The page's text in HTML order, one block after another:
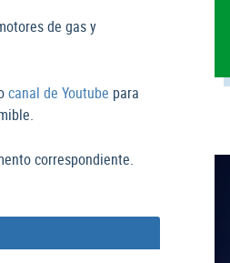
de gas y
canal de Youtube para
correspondiente.